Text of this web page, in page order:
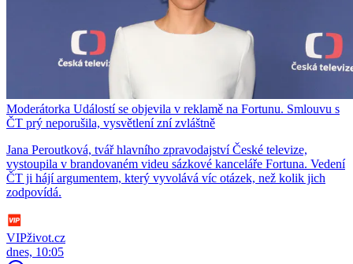
Moderátorka Událostí se objevila v reklamě na Fortunu. Smlouvu s
ČT prý neporušila, vysvětlení zní zvláštně
Jana Peroutková, tvář hlavního zpravodajství České televize,
vystoupila v brandovaném videu sázkové kanceláře Fortuna. Vedení
ČT ji hájí argumentem, který vyvolává víc otázek, než kolik jich
zodpovídá.
VIPživot.cz
dnes, 10:05